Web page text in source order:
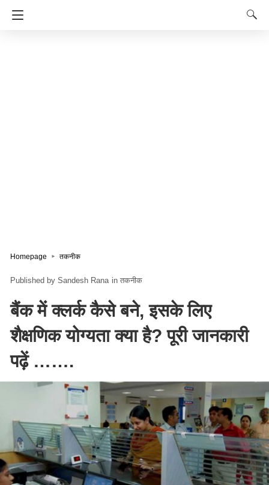
Homepage तकनीक
Sandesh Rana in तकनीक
बैंक में क्लर्क कैसे बने, इसके लिए
शैक्षणिक योग्यता क्या है? पूरी जानकारी
पढ़ें …….